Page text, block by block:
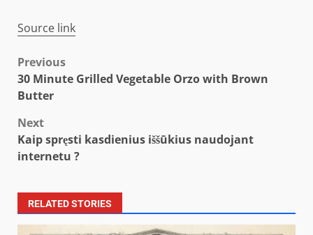
Source link
Post
navigation
Previous
30 Minute Grilled Vegetable Orzo with Brown
Butter
Next
Kaip spręsti kasdienius iššūkius naudojant
internetu ?
RELATED STORIES